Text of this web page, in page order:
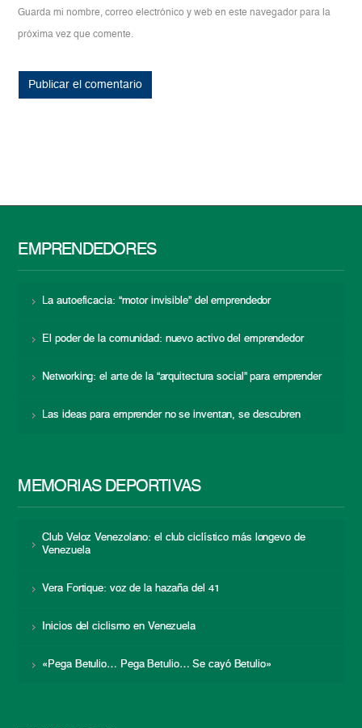
Guarda mi nombre, correo electrónico y web en este navegador para la
próxima vez que comente.
EMPRENDEDORES
La autoeficacia: “motor invisible” del emprendedor
El poder de la comunidad: nuevo activo del emprendedor
Networking: el arte de la “arquitectura social” para emprender
Las ideas para emprender no se inventan, se descubren
MEMORIAS DEPORTIVAS
Club Veloz Venezolano: el club ciclístico más longevo de
Venezuela
Vera Fortique: voz de la hazaña del 41
Inicios del ciclismo en Venezuela
«Pega Betulio… Pega Betulio… Se cayó Betulio»